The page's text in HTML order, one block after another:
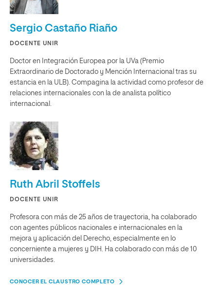
Sergio Castaño Riaño
DOCENTE UNIR
Doctor en Integración Europea por la UVa (Premio
Extraordinario de Doctorado y Mención Internacional tras su
estancia en la ULB). Compagina la actividad como profesor de
relaciones internacionales con la de analista político
internacional.
Ruth Abril Stoffels
DOCENTE UNIR
Profesora con más de 25 años de trayectoria, ha colaborado
con agentes públicos nacionales e internacionales en la
mejora y aplicación del Derecho, especialmente en lo
concerniente a mujeres y DIH. Ha colaborado con más de 10
universidades.
CONOCER EL CLAUSTRO COMPLETO